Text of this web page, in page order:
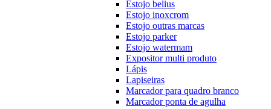
Estojo belius
Estojo inoxcrom
Estojo outras marcas
Estojo parker
Estojo watermam
Expositor multi produto
Lápis
Lapiseiras
Marcador para quadro branco
Marcador ponta de agulha